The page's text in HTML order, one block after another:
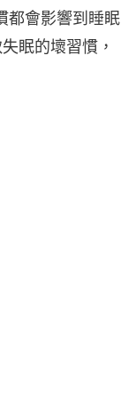
都會影響到睡眠
眠的壞習慣，